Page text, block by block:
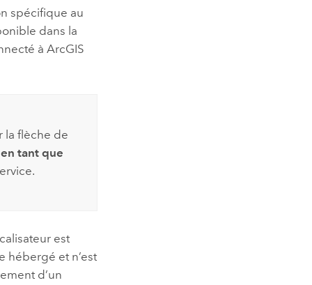
spécifique au
dans la
àArcGIS
la flèche de
tant que
est
hébergé et n’est
d’un